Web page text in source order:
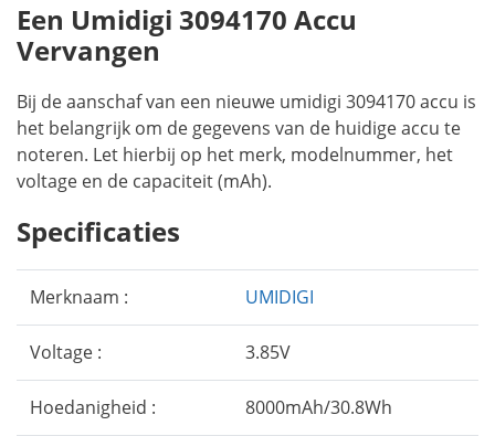
Een Umidigi 3094170 Accu
Vervangen
Bij de aanschaf van een nieuwe umidigi 3094170 accu is
het belangrijk om de gegevens van de huidige accu te
noteren. Let hierbij op het merk, modelnummer, het
voltage en de capaciteit (mAh).
Specificaties
Merknaam : UMIDIGI
Voltage : 3.85V
Hoedanigheid : 8000mAh/30.8Wh